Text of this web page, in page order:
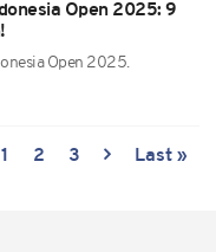
Open 2025: 9
Open 2025.
1 2 3 Last »